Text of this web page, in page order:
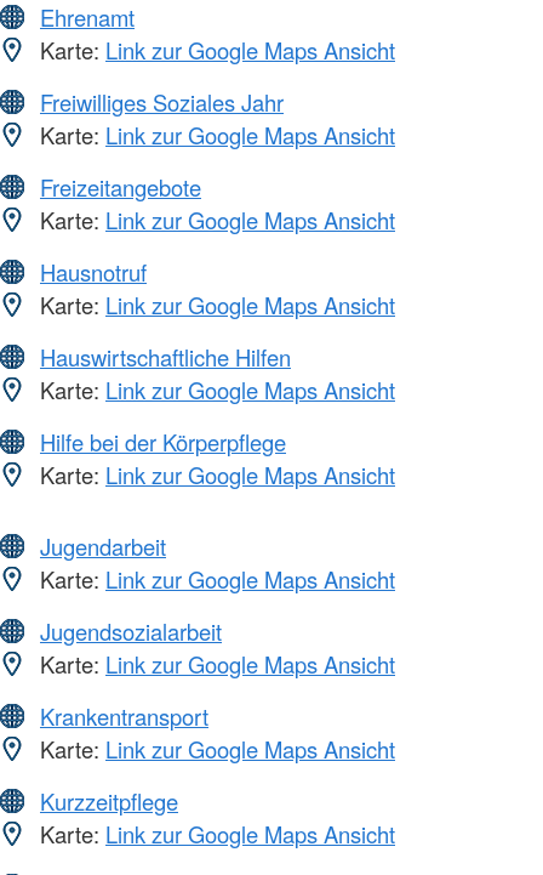
Ehrenamt
Karte: Link zur Google Maps Ansicht
Freiwilliges Soziales Jahr
Karte: Link zur Google Maps Ansicht
Freizeitangebote
Karte: Link zur Google Maps Ansicht
Hausnotruf
Karte: Link zur Google Maps Ansicht
Hauswirtschaftliche Hilfen
Karte: Link zur Google Maps Ansicht
Hilfe bei der Körperpflege
Karte: Link zur Google Maps Ansicht
Jugendarbeit
Karte: Link zur Google Maps Ansicht
Jugendsozialarbeit
Karte: Link zur Google Maps Ansicht
Krankentransport
Karte: Link zur Google Maps Ansicht
Kurzzeitpflege
Karte: Link zur Google Maps Ansicht